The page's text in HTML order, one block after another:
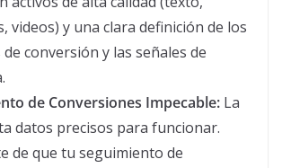
videos) y una clara definición de los
conversión y las señales de
de Conversiones Impecable: La
datos precisos para funcionar.
de que tu seguimiento de